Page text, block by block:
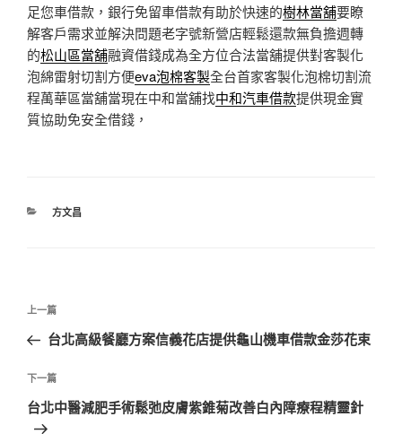
足您車借款，銀行免留車借款有助於快速的樹林當舖要瞭
解客戶需求並解決問題老字號新營店輕鬆還款無負擔週轉
的松山區當舖融資借錢成為全方位合法當舖提供對客製化
泡綿雷射切割方便eva泡棉客製全台首家客製化泡棉切割流
程萬華區當舖當現在中和當舖找中和汽車借款提供現金實
質協助免安全借錢，
分
方文昌
文
導
覽
上
一
文
章
上一篇
台北高級餐廳方案信義花店提供龜山機車借款金莎花束
下
一
篇
下一篇
台北中醫減肥手術鬆弛皮膚紫錐菊改善白內障療程精靈針